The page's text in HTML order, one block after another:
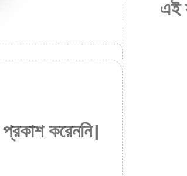
করেননি।
এই